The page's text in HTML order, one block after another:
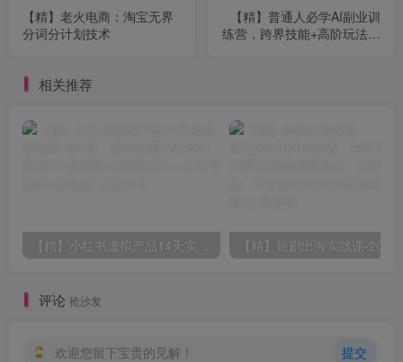
【精】老火电商：淘宝无界
分词分计划技术
【精】普通人必学AI副业训
练营，跨界技能+高阶玩法，
相关推荐
评论 抢沙发
欢迎您留下宝贵的见解！ 提交